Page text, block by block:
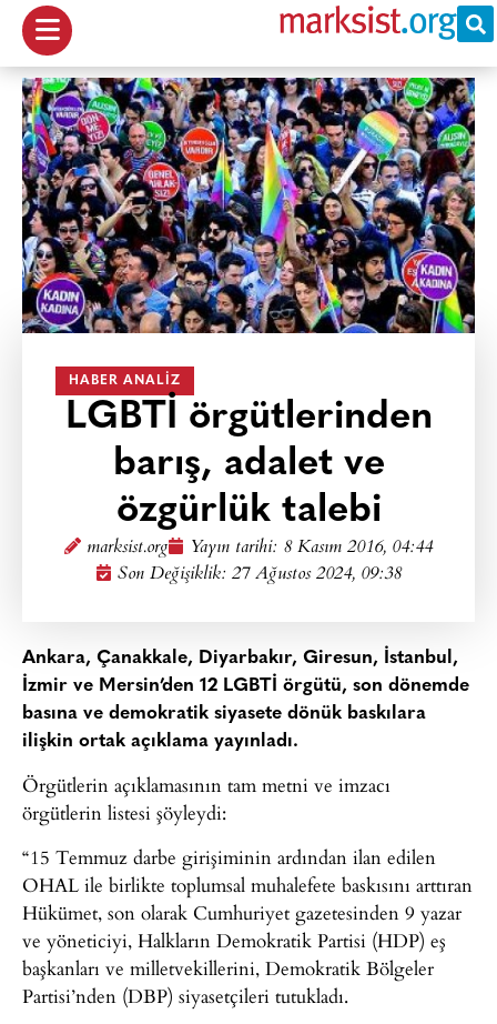
HABER ANALIZ
LGBTİ örgütlerinden
barış, adalet ve
özgürlük talebi
marksist.org Yayın tarihi: 8 Kasım 2016, 04:44
Son Değişiklik: 27 Ağustos 2024, 09:38
Ankara, Çanakkale, Diyarbakır, Giresun, İstanbul,
İzmir ve Mersin’den 12 LGBTİ örgütü, son dönemde
basına ve demokratik siyasete dönük baskılara
ilişkin ortak açıklama yayınladı.
Örgütlerin açıklamasının tam metni ve imzacı
örgütlerin listesi şöyleydi:
“15 Temmuz darbe girişiminin ardından ilan edilen
OHAL ile birlikte toplumsal muhalefete baskısını arttıran
Hükümet, son olarak Cumhuriyet gazetesinden 9 yazar
ve yöneticiyi, Halkların Demokratik Partisi (HDP) eş
başkanları ve milletvekillerini, Demokratik Bölgeler
Partisi’nden (DBP) siyasetçileri tutukladı.